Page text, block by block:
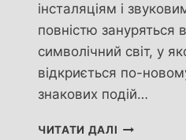
інсталяціям і
повністю зануряться
символічний світ, у
відкриється по-
знакових подій…
ЧИТАТИ ДАЛІ ТРЦ